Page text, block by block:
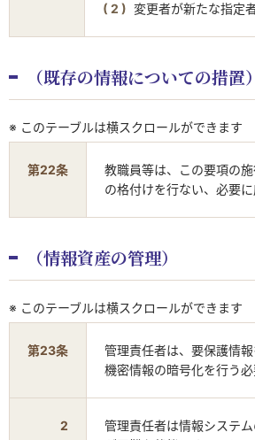
変更者が新たな指定
（既存の情報についての措置）
※ このテーブルは横スクロールができます
第22条
教職員等は、この要項の
の格付けを行ない、必要
（情報資産の管理）
※ このテーブルは横スクロールができます
第23条
管理責任者は、要保護情
機密情報の暗号化を行う
2
管理責任者は情報システ